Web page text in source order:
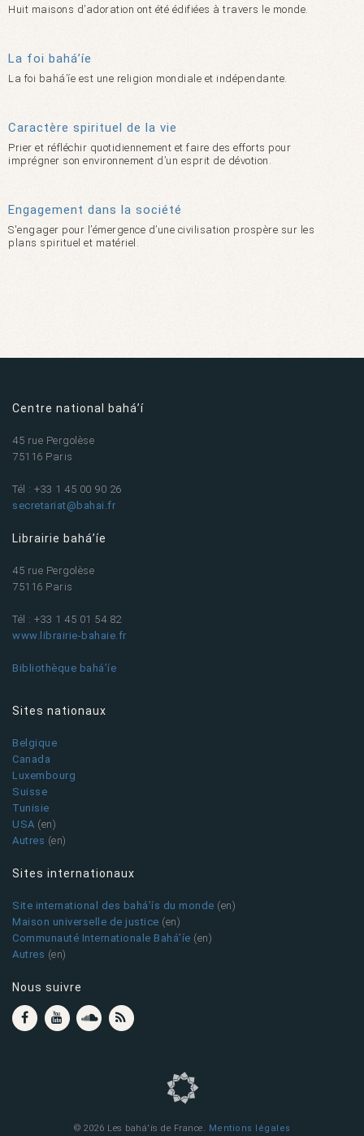
Huit maisons d’adoration ont été édifiées à travers le monde.
La foi bahá’íe
La foi bahá’íe est une religion mondiale et indépendante.
Caractère spirituel de la vie
Prier et réfléchir quotidiennement et faire des efforts pour
imprégner son environnement d’un esprit de dévotion.
Engagement dans la société
S'engager pour l’émergence d’une civilisation prospère sur les
plans spirituel et matériel.
Centre national bahá’í
45 rue Pergolèse
75116 Paris
Tél : +33 1 45 00 90 26
secretariat@bahai.fr
Librairie bahá’íe
45 rue Pergolèse
75116 Paris
Tél : +33 1 45 01 54 82
www.librairie-bahaie.fr
Bibliothèque bahá’íe
Sites nationaux
Belgique
Canada
Luxembourg
Suisse
Tunisie
USA (en)
Autres (en)
Sites internationaux
Site international des bahá’ís du monde (en)
Maison universelle de justice (en)
Communauté Internationale Bahá’íe (en)
Autres (en)
Nous suivre
© 2026 Les bahá'ís de France. Mentions légales